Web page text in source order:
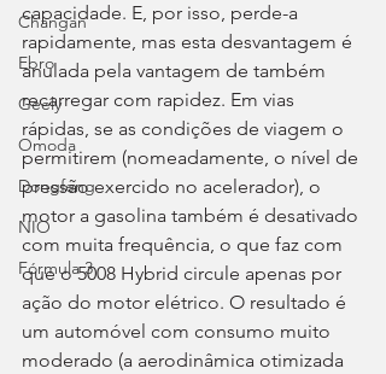
Changan
Ebro
Geely
Omoda
Dongfeng
NIO
Fórmula 3
capacidade. E, por isso, perde-a
rapidamente, mas esta desvantagem é
anulada pela vantagem de também
recarregar com rapidez. Em vias
rápidas, se as condições de viagem o
permitirem (nomeadamente, o nível de
pressão exercido no acelerador), o
motor a gasolina também é desativado
com muita frequência, o que faz com
que o 5008 Hybrid circule apenas por
ação do motor elétrico. O resultado é
um automóvel com consumo muito
moderado (a aerodinâmica otimizada